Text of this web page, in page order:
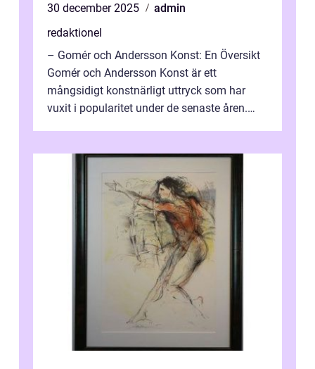
30 december 2025
admin
redaktionel
– Gomér och Andersson Konst: En Översikt
Gomér och Andersson Konst är ett
mångsidigt konstnärligt uttryck som har
vuxit i popularitet under de senaste åren.